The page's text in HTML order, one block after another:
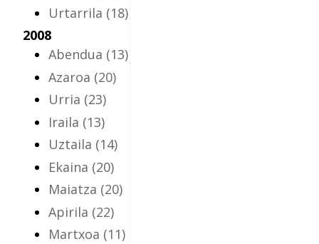
Urtarrila (18)
2008
Abendua (13)
Azaroa (20)
Urria (23)
Iraila (13)
Uztaila (14)
Ekaina (20)
Maiatza (20)
Apirila (22)
Martxoa (11)